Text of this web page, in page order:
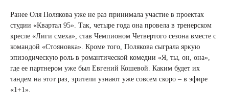
Ранее Оля Полякова уже не раз принимала участие в проектах
студии «Квартал 95». Так, четыре года она провела в тренерском
кресле «Лиги смеха», став Чемпионом Четвертого сезона вместе с
командой «Стояновка». Кроме того, Полякова сыграла яркую
эпизодическую роль в романтической комедии «Я, ты, он, она»,
где ее партнером уже был Евгений Кошевой. Каким будет их
тандем на этот раз, зрители узнают уже совсем скоро – в эфире
«1+1».